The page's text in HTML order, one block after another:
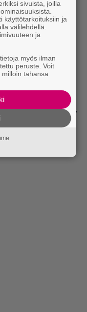
Eihän siinä
vaan heitti, että
kirkkaalta
ei ollut
tämä.
tehdä yks levy
sivuista, joilla
käyttötarkoituksiin ja
välilehdellä.
ja
myös ilman
peruste. Voit
tahansa